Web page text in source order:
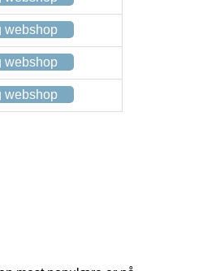
webshop
webshop
webshop